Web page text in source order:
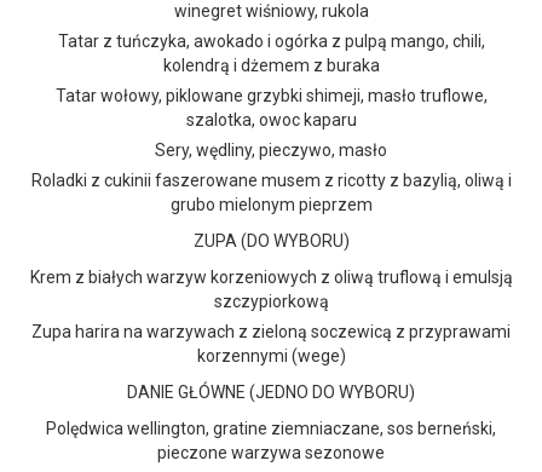
winegret wiśniowy, rukola
Tatar z tuńczyka, awokado i ogórka z pulpą mango, chili,
kolendrą i dżemem z buraka
Tatar wołowy, piklowane grzybki shimeji, masło truflowe,
szalotka, owoc kaparu
Sery, wędliny, pieczywo, masło
Roladki z cukinii faszerowane musem z ricotty z bazylią, oliwą i
grubo mielonym pieprzem
ZUPA (DO WYBORU)
Krem z białych warzyw korzeniowych z oliwą truflową i emulsją
szczypiorkową
Zupa harira na warzywach z zieloną soczewicą z przyprawami
korzennymi (wege)
DANIE GŁÓWNE (JEDNO DO WYBORU)
Polędwica wellington, gratine ziemniaczane, sos berneński,
pieczone warzywa sezonowe